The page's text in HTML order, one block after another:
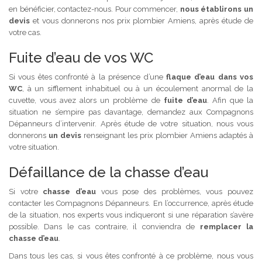
en bénéficier, contactez-nous. Pour commencer, nous établirons un
devis et vous donnerons nos prix plombier Amiens, après étude de
votre cas.
Fuite d’eau de vos WC
Si vous êtes confronté à la présence d’une flaque d’eau dans vos
WC , à un sifflement inhabituel ou à un écoulement anormal de la
cuvette, vous avez alors un problème de fuite d’eau. Afin que la
situation ne s’empire pas davantage, demandez aux Compagnons
Dépanneurs d’intervenir. Après étude de votre situation, nous vous
donnerons un devis renseignant les prix plombier Amiens adaptés à
votre situation.
Défaillance de la chasse d’eau
Si votre chasse d’eau vous pose des problèmes, vous pouvez
contacter les Compagnons Dépanneurs. En l’occurrence, après étude
de la situation, nos experts vous indiqueront si une réparation s’avère
possible. Dans le cas contraire, il conviendra de remplacer la
chasse d’eau
Dans tous les cas, si vous êtes confronté à ce problème, nous vous